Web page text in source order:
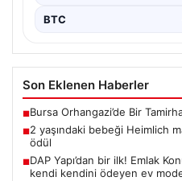
BTC
Son Eklenen Haberler
■Bursa Orhangazi’de Bir
■2 yaşındaki bebeği Heimlich
ödül
■DAP Yapı’dan bir ilk! Emlak
kendi kendini ödeyen ev